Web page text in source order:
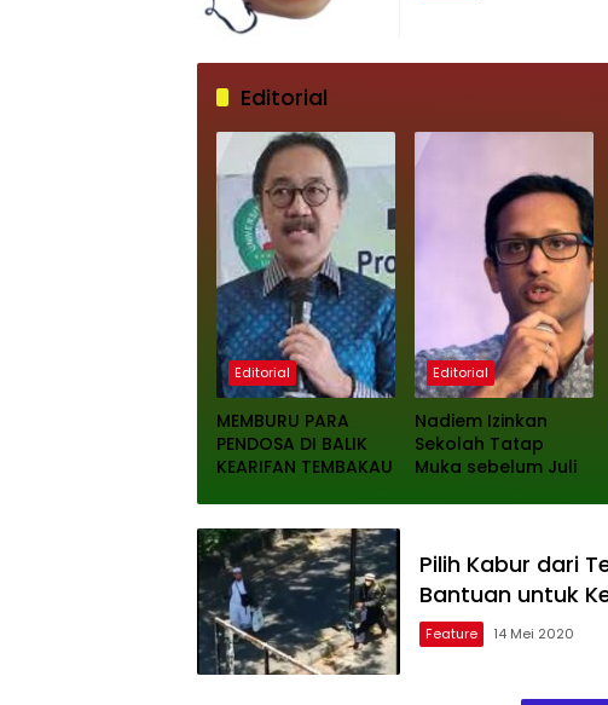
Editorial
Editorial
MEMBURU PARA
PENDOSA DI BALIK
KEARIFAN TEMBAKAU
Editorial
Nadiem Izinkan
Sekolah Tatap
Muka sebelum Juli
Pilih Kabur dari
Bantuan untuk
Feature 14 Mei 2020